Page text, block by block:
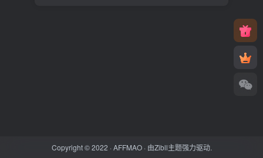
Copyright © 2022 ·AFFMAO· 由Zibll主题强力驱动.